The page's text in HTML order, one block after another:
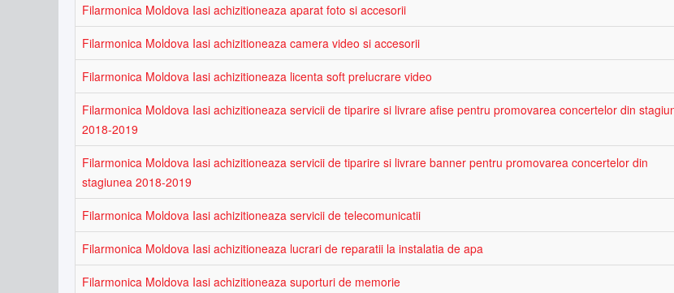
Filarmonica Moldova Iasi achizitioneaza aparat foto si accesorii
Filarmonica Moldova Iasi achizitioneaza camera video si accesorii
Filarmonica Moldova Iasi achizitioneaza licenta soft prelucrare video
Filarmonica Moldova Iasi achizitioneaza servicii de tiparire si livrare afise pentru promovarea concertelor din
2018-2019
Filarmonica Moldova Iasi achizitioneaza servicii de tiparire si livrare banner pentru promovarea concertelor din
stagiunea 2018-2019
Filarmonica Moldova Iasi achizitioneaza servicii de telecomunicatii
Filarmonica Moldova Iasi achizitioneaza lucrari de reparatii la instalatia de apa
Filarmonica Moldova Iasi achizitioneaza suporturi de memorie